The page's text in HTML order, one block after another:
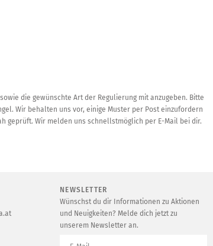
die gewünschte Art der Regulierung mit anzugeben. Bitte
Wir behalten uns vor, einige Muster per Post einzufordern
geprüft. Wir melden uns schnellstmöglich per E-Mail bei dir.
NEWSLETTER
Wünschst du dir Informationen zu Aktionen
und Neuigkeiten? Melde dich jetzt zu
unserem Newsletter an.